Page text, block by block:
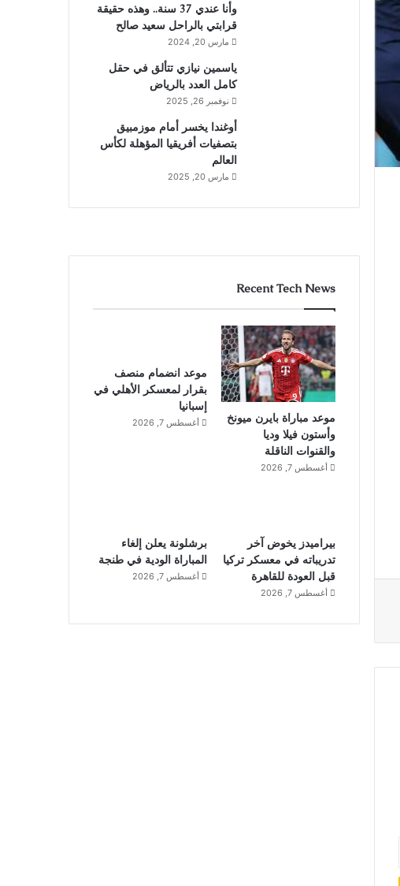
وأنا عندي 37 سنة.. وهذه حقيقة
قرابتي بالراحل سعيد صالح
مارس 20, 2024
ياسمين نيازي تتألق في حقل
كامل العدد بالرياض
نوفمبر 26, 2025
أوغندا يخسر أمام موزمبيق
بتصفيات أفريقيا المؤهلة لكأس
العالم
مارس 20, 2025
Recent Tech News
موعد مباراة بايرن ميونخ
وأستون فيلا وديا
والقنوات الناقلة
أغسطس 7, 2026
موعد انضمام منصف
بقرار لمعسكر الأهلي في
إسبانيا
أغسطس 7, 2026
بيراميدز يخوض آخر
تدريباته في معسكر تركيا
قبل العودة للقاهرة
أغسطس 7, 2026
برشلونة يعلن إلغاء
المباراة الودية في طنجة
أغسطس 7, 2026